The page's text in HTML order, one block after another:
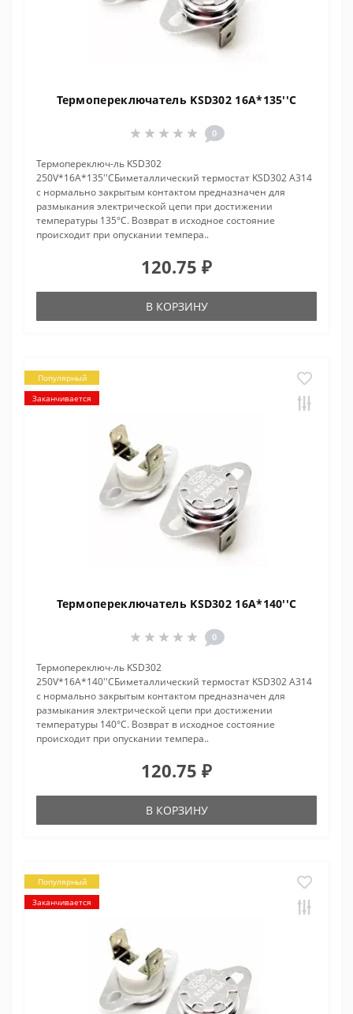
Термопереключатель KSD302 16A*135''C
0
Термопереключ-ль KSD302
250V*16A*135''CБиметаллический термостат KSD302 A314
с нормально закрытым контактом предназначен для
размыкания электрической цепи при достижении
температуры 135°С. Возврат в исходное состояние
происходит при опускании темпера..
120.75 ₽
В КОРЗИНУ
Популярный
Заканчивается
Термопереключатель KSD302 16A*140''C
0
Термопереключ-ль KSD302
250V*16A*140''CБиметаллический термостат KSD302 A314
с нормально закрытым контактом предназначен для
размыкания электрической цепи при достижении
температуры 140°С. Возврат в исходное состояние
происходит при опускании темпера..
120.75 ₽
В КОРЗИНУ
Популярный
Заканчивается